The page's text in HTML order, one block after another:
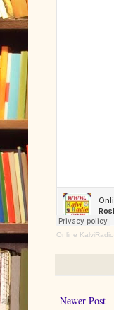
Online KalviRadio
Newer Post